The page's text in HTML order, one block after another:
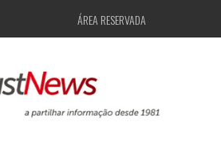
ÁREA RESERVADA